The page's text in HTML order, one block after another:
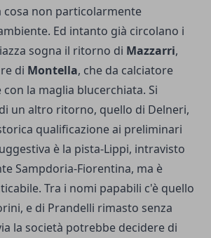
cosa non particolarmente
Ed intanto già circolano i
sogna il ritorno di Mazzarri,
di Montella, che da calciatore
la maglia blucerchiata. Si
un altro ritorno, quello di Delneri,
qualificazione ai preliminari
è la pista-Lippi, intravisto
Sampdoria-Fiorentina, ma è
Tra i nomi papabili c'è quello
e di Prandelli rimasto senza
la società potrebbe decidere di